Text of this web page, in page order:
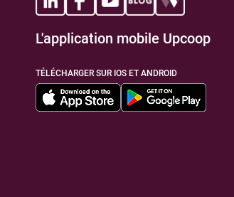
L'application mobile Upcoop
TÉLÉCHARGER SUR IOS ET ANDROID